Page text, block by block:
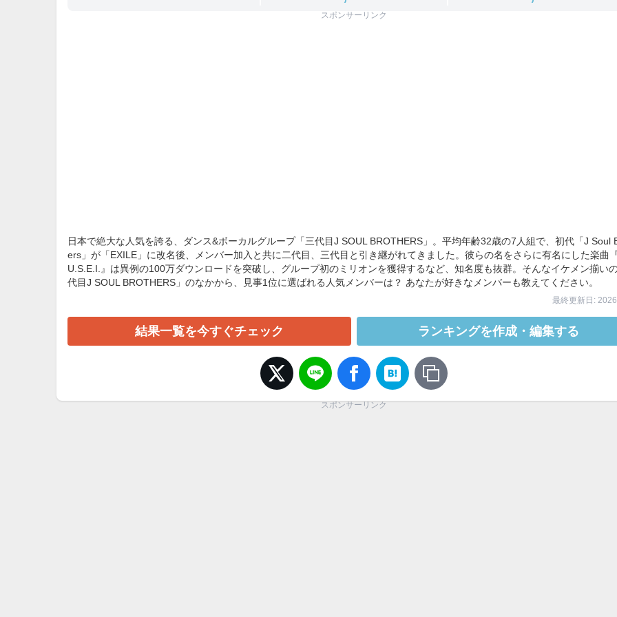
スポンサーリンク
日本で絶大な人気を誇る、ダンス&ボーカルグループ「三代目J SOUL BROTHERS」。平均年齢32歳の7人組で、初代「J Soul
ers」が「EXILE」に改名後、メンバー加入と共に二代目、三代目と引き継がれてきました。彼らの名をさらに有名にした楽曲
U.S.E.I.』は異例の100万ダウンロードを突破し、グループ初のミリオンを獲得するなど、知名度も抜群。そんなイケメン揃い
代目J SOUL BROTHERS」のなかから、見事1位に選ばれる人気メンバーは？ あなたが好きなメンバーも教えてください。
最終更新日:
結果一覧を今すぐチェック ランキングを作成・編集する
スポンサーリンク